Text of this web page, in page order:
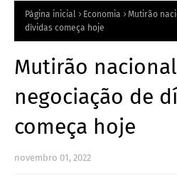
RPágina inicial Economia
Mutirão
dívidas começa hoje
Mutirão
negociação de
começa hoje
novembro 01, 2022